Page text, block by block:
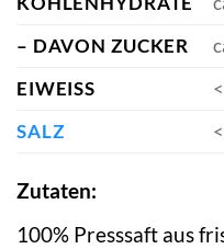
– DAVON ZUCKER
EIWEISS
SALZ
Zutaten:
100% Presssaft aus